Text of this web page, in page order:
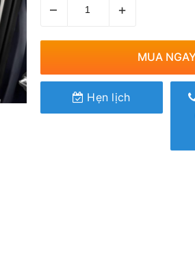
– +
MUA
Hẹn lịch